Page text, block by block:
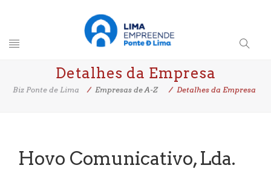
Toggle Search
Detalhes da Empresa
Biz Ponte de Lima Empresas de A-Z Detalhes da Empresa
Hovo Comunicativo, Lda.